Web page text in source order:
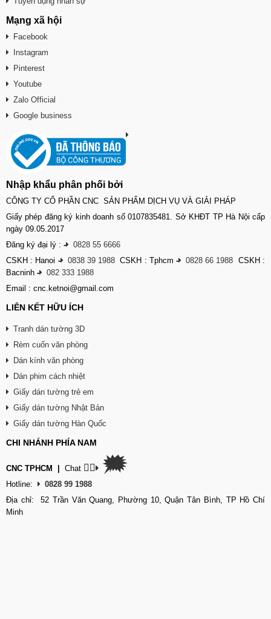
Mạng xã hội
Facebook
Instagram
Pinterest
Youtube
Zalo Official
Google business
Nhập khẩu phân phối bởi
CÔNG TY CỔ PHẦN CNC SẢN PHẨM DỊCH VỤ VÀ GIẢI PHÁP
Giấy phép đăng ký kinh doanh số 0107835481. Sở KHĐT TP Hà Nội cấp
ngày 09.05.2017
Đăng ký đại lý : -
0828 55 6666
CSKH : Hanoi - 0838 39 1988 CSKH : Tphcm- 0828 66 1988 CSKH :
Bacninh -
082 333 1988
Email : cnc.ketnoi@gmail.com
LIÊN KẾT HỮU ÍCH
Tranh dán tường 3D
Rèm cuốn văn phòng
Dán kính văn phòng
Dán phim cách nhiệt
Giấy dán tường trẻ em
Giấy dán tường Nhật Bản
Giấy dán tường Hàn Quốc
CHI NHÁNH PHÍA NAM
CNC TPHCM Chat 👉🏽 🗯
Hotline:
0828 99 1988
Địa chỉ: 52 Trần Văn Quang, Phường 10, Quận Tân Bình, TP Hồ Chí
Minh